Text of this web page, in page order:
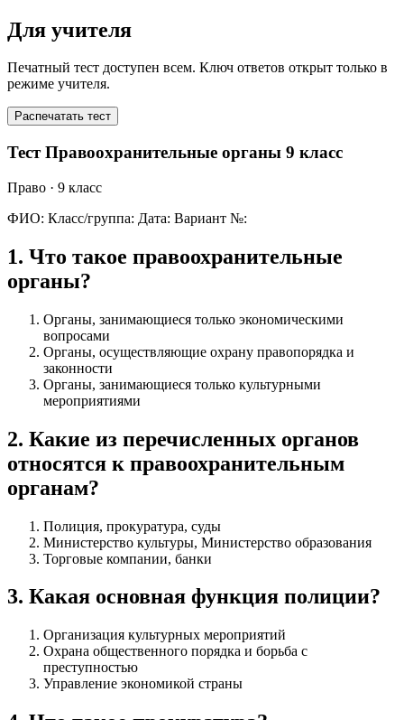
Для учителя
Печатный тест доступен всем. Ключ ответов открыт только в
режиме учителя.
Распечатать тест
Тест Правоохранительные органы 9 класс
Право · 9 класс
ФИО: Класс/группа: Дата: Вариант №:
1. Что такое правоохранительные
органы?
Органы, занимающиеся только экономическими
вопросами
Органы, осуществляющие охрану правопорядка и
законности
Органы, занимающиеся только культурными
мероприятиями
2. Какие из перечисленных органов
относятся к правоохранительным
органам?
Полиция, прокуратура, суды
Министерство культуры, Министерство образования
Торговые компании, банки
3. Какая основная функция полиции?
Организация культурных мероприятий
Охрана общественного порядка и борьба с
преступностью
Управление экономикой страны